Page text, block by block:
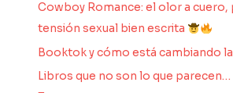
Cowboy Romance: el olor a cuero,
tensión sexual bien escrita
Booktok y cómo está cambiando
Libros que no son lo que